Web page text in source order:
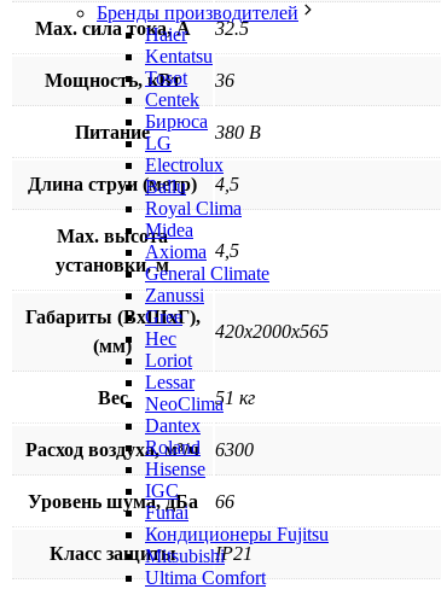
Бренды производителей
Haier
Kentatsu
Tosot
Centek
Бирюса
LG
Electrolux
Ballu
Royal Clima
Midea
Axioma
General Climate
Zanussi
Gree
Hec
Loriot
Lessar
NeoClima
Dantex
Roland
Hisense
IGC
Funai
Кондиционеры Fujitsu
Mitsubishi
Ultima Comfort
Max. сила тока, А 32.5
Мощность, кВт 36
Питание 380 В
Длина струи (метр) 4,5
Max. высота
установки, м
4,5
Габариты (ВхШхГ),
(мм)
420х2000х565
Вес 51 кг
Расход воздуха, м³/ч 6300
Уровень шума, дБа 66
Класс защиты IP21